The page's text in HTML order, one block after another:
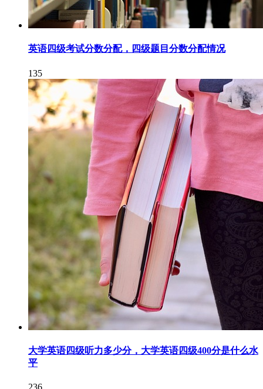
英语四级考试分数分配，四级题目分数分配情况
135
大学英语四级听力多少分，大学英语四级400分是什么水
平